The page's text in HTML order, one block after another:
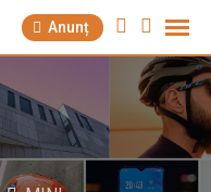
Anunț